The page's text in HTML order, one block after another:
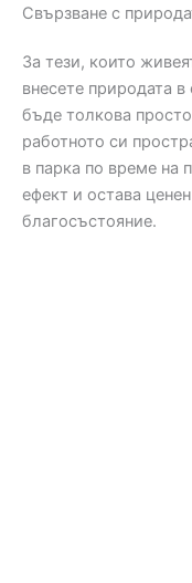
Свързване с
За тези, които
внесете природата
бъде толкова
работното си
в парка по време на
ефект и остава
благосъстояние.